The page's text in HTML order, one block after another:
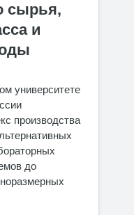
сырья,
и
университете
производства
до